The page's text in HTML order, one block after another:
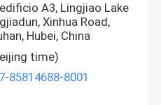
A3, Lingjiao Lake
Xinhua Road,
Hubei, China
time)
85814688-8001